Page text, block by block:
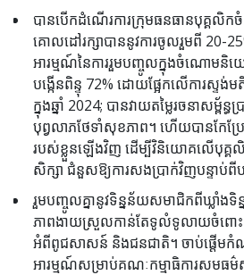
បានបើកដំណើរការក្រុមធនធានបុគ្គលិ
គោលដៅរក្សាបាននូវការចូលរួមពី 20-
អារម្មណ៍នៃការរួមបញ្ចូលក្នុងចំណោមនិយោ
បង្កើនពិន្ទុ 72% ដោយផ្អែកលើការស្ទ
ក្នុងឆ្នាំ 2024; បានវាយតម្លៃរចនាសម្ព័ន្
បុព្វលាភថែទាំសុខភាព។ ហើយបានកែប្រ
របស់ខ្លួនឡើងវិញ ដើម្បីវិនិយោគលើបុគ្គលិ
សិក្សា ជំនួសឱ្យការសងប្រាក់វិញបន្ទាប់ពី
រួមបញ្ចូលគ្នានូវទិន្នន័យសមាជិកពីឃ្លាំងទិន្
ភាពងាយស្រួលកាន់តែទូលំទូលាយចំពោះព័
អំពីពូជសាសន៍ និងជនជាតិ។ ចាប់ផ្តើមកំ
អារម្មណ៍សម្រាប់គណៈកម្មាធិការសមធ